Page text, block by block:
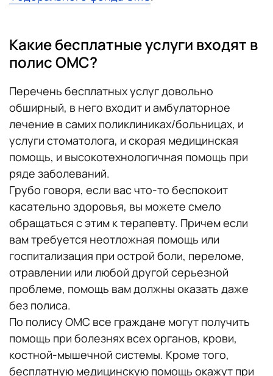
Какие бесплатные услуги входят в
полис ОМС?
Перечень бесплатных услуг довольно
обширный, в него входит и амбулаторное
лечение в самих поликлиниках/больницах, и
услуги стоматолога, и скорая медицинская
помощь, и высокотехнологичная помощь при
ряде заболеваний.
Грубо говоря, если вас что-то беспокоит
касательно здоровья, вы можете смело
обращаться с этим к терапевту. Причем если
вам требуется неотложная помощь или
госпитализация при острой боли, переломе,
отравлении или любой другой серьезной
проблеме, помощь вам должны оказать даже
без полиса.
По полису ОМС все граждане могут получить
помощь при болезнях всех органов, крови,
костной-мышечной системы. Кроме того,
бесплатную медицинскую помощь окажут при